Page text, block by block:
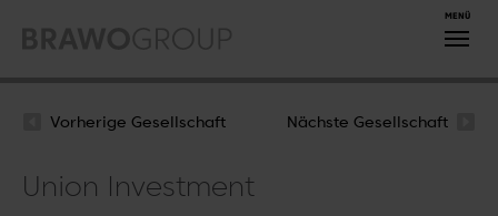
Vorherige Gesellschaft Nächste Gesellschaft
Union Investment